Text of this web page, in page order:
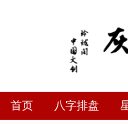
首页 八字排盘